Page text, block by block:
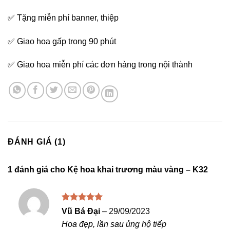
✅ Tặng miễn phí banner, thiệp
✅ Giao hoa gấp trong 90 phút
✅ Giao hoa miễn phí các đơn hàng trong nội thành
ĐÁNH GIÁ (1)
1 đánh giá cho Kệ hoa khai trương màu vàng – K32
Được xếp
sao
Vũ Bá Đại – 29/09/2023
Hoa đẹp, lần sau ủng hộ tiếp